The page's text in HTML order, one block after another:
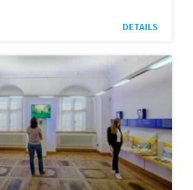
DETAILS